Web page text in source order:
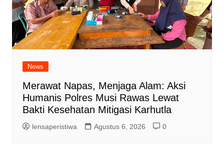
News
Merawat Napas, Menjaga Alam: Aksi
Humanis Polres Musi Rawas Lewat
Bakti Kesehatan Mitigasi Karhutla
lensaperistiwa Agustus 6, 2026 0